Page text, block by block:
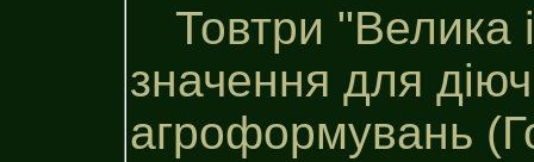
Товтри "Велика
значення для
агроформувань